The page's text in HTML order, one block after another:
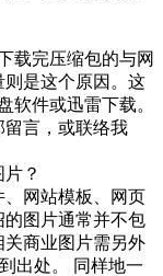
载完压缩包的与网
是这个原因。这
软件或迅雷下载。
留言，或联络我
？
网站模板、网页
图片通常并不包
商业图片需另外
出处。 同样地一